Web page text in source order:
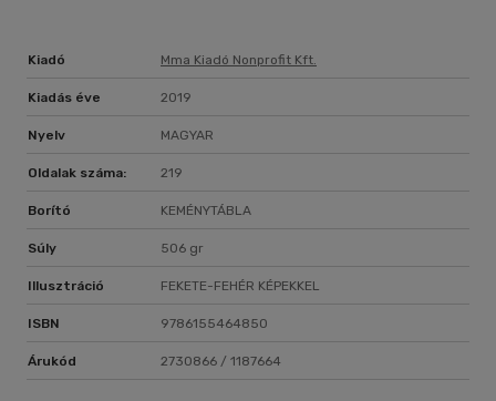
Kiadó Mma Kiadó Nonprofit Kft.
Kiadás éve 2019
Nyelv MAGYAR
Oldalak száma: 219
Borító KEMÉNYTÁBLA
Súly 506 gr
Illusztráció FEKETE-FEHÉR KÉPEKKEL
ISBN 9786155464850
Árukód 2730866 / 1187664